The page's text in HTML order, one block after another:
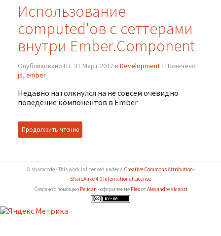
Использование
computed'ов c сеттерами
внутри Ember.Component
Опубликовано Пт. 31 Март 2017 в Development• Помечено
js, ember
Недавно натолкнулся на не совсем очевидно
поведение компонентов в Ember
Продолжить чтение
© shamcode - This work is licensed under a Creative Commons Attribution-
ShareAlike 4.0 International License
Создано с помощью Pelican - оформление FlexотAlexandre Vicenzi